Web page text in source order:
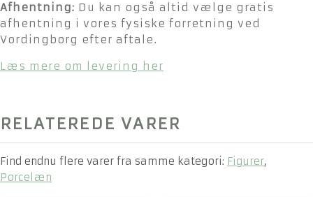
Afhentning: Du kan også altid vælge gratis
afhentning i vores fysiske forretning ved
Vordingborg efter aftale.
Læs mere om levering her
RELATEREDE VARER
Find endnu flere varer fra samme kategori: Figurer,
Porcelæn